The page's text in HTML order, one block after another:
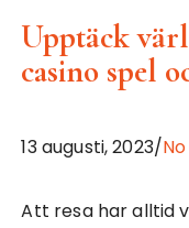
Upptäck
casino spel
13 augusti, 2023/
Att resa har alltid